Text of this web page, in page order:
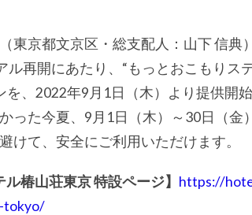
東京都文京区・総支配人：山下 信典
ル再開にあたり、“もっとおこもりス
、2022年9月1日（木）より提供開始
った今夏、9月1日（木）～30日（金
けて、安全にご利用いただけます。
ル椿山荘東京 特設ページ】 https://
tokyo/